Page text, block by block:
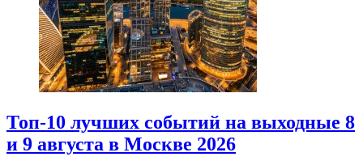
Топ-10 лучших событий на выходные 8
и 9 августа в Москве 2026